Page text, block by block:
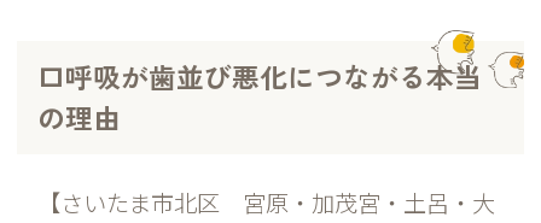
口呼吸が歯並び悪化につながる本当
の理由
【さいたま市北区 宮原・加茂宮・土呂・大